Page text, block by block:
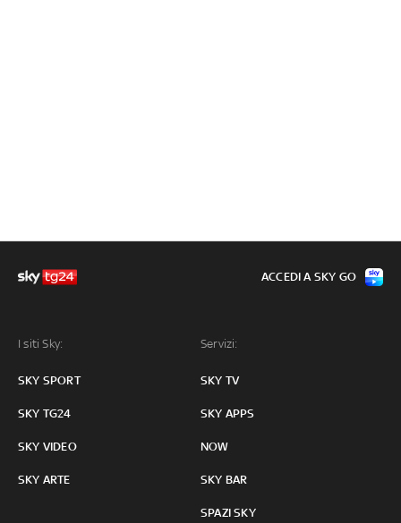
I siti Sky:
SKY SPORT
SKY TG24
SKY VIDEO
SKY ARTE
Servizi:
SKY TV
SKY APPS
NOW
SKY BAR
SPAZI SKY
ACCEDI A SKY GO